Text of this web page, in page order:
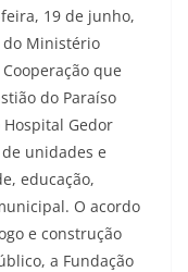
19 de junho,
do Ministério
que
do Paraíso
Gedor
unidades e
educação,
O acordo
e construção
a Fundação